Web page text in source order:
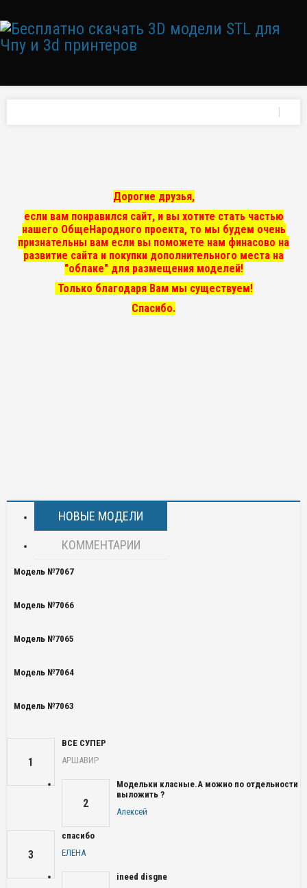
Дорогие друзья,
если вам понравился сайт, и вы хотите стать частью
нашего ОбщеНародного проекта, то мы будем очень
признательны вам если вы поможете нам финасово на
развитие сайта и покупки дополнительного места на
"облаке" для размещения моделей!
Только благодаря Вам мы существуем!
Спасибо.
НОВЫЕ МОДЕЛИ
КОММЕНТАРИИ
Модель №7067
Модель №7066
Модель №7065
Модель №7064
Модель №7063
1
ВСЕ СУПЕР
АРШАВИР
2
Модельки класные.А можно по отдельности
выложить ?
Алексей
3
спасибо
ЕЛЕНА
ineed disgne